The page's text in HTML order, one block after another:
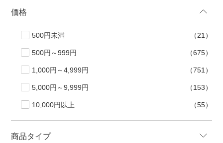
価格
500円未満 （21）
500円～999円 （675）
1,000円～4,999円 （751）
5,000円～9,999円 （153）
10,000円以上 （55）
商品タイプ